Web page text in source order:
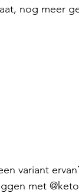
nog meer
variant
met